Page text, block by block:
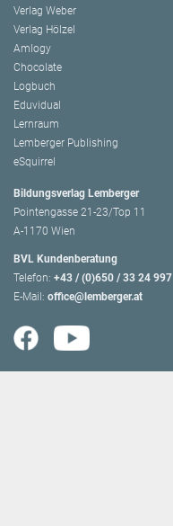
Verlag Weber
Verlag Hölzel
Amlogy
Chocolate
Logbuch
Eduvidual
Lernraum
Lemberger Publishing
eSquirrel
Bildungsverlag Lemberger
Pointengasse 21-23/Top 11
A-1170 Wien
BVL Kundenberatung
Telefon: +43 / (0)650 / 33 24 997
E-Mail: office@lemberger.at